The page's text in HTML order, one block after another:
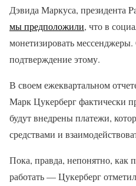
Дэвида Маркуса, президента
мы предположили, что в
монетизировать
подтверждение этому.
В своем ежеквартальном
Марк Цукерберг фактически
будут внедрены платежи,
средствами и
Пока, правда, непонятно, как
работать — Цукерберг